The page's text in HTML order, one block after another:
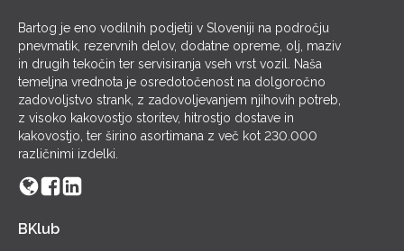
Bartog je eno vodilnih podjetij v Sloveniji na področju
pnevmatik, rezervnih delov, dodatne opreme, olj, maziv
in drugih tekočin ter servisiranja vseh vrst vozil. Naša
temeljna vrednota je osredotočenost na dolgoročno
zadovoljstvo strank, z zadovoljevanjem njihovih potreb,
z visoko kakovostjo storitev, hitrostjo dostave in
kakovostjo, ter širino asortimana z več kot 230.000
različnimi izdelki.
BKlub